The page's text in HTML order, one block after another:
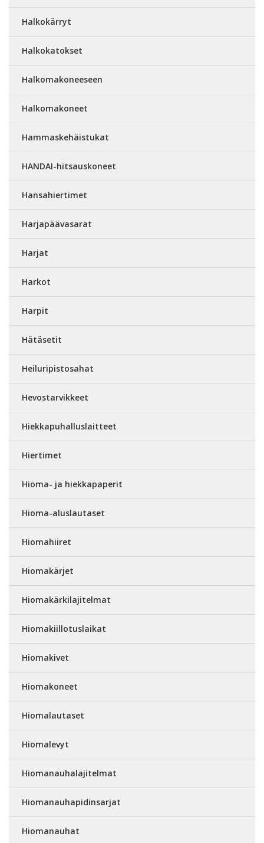
Halkokärryt
Halkokatokset
Halkomakoneeseen
Halkomakoneet
Hammaskehäistukat
HANDAI-hitsauskoneet
Hansahiertimet
Harjapäävasarat
Harjat
Harkot
Harpit
Hätäsetit
Heiluripistosahat
Hevostarvikkeet
Hiekkapuhalluslaitteet
Hiertimet
Hioma- ja hiekkapaperit
Hioma-aluslautaset
Hiomahiiret
Hiomakärjet
Hiomakärkilajitelmat
Hiomakiillotuslaikat
Hiomakivet
Hiomakoneet
Hiomalautaset
Hiomalevyt
Hiomanauhalajitelmat
Hiomanauhapidinsarjat
Hiomanauhat